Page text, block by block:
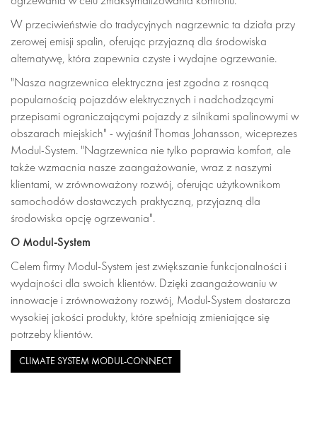
W przeciwieństwie do tradycyjnych nagrzewnic ta działa przy
zerowej emisji spalin, oferując przyjazną dla środowiska
alternatywę, która zapewnia czyste i wydajne ogrzewanie.
"Nasza nagrzewnica elektryczna jest zgodna z rosnącą
popularnością pojazdów elektrycznych i nadchodzącymi
przepisami ograniczającymi pojazdy z silnikami spalinowymi w
obszarach miejskich" - wyjaśnił Thomas Johansson, wiceprezes
Modul-System. "Nagrzewnica nie tylko poprawia komfort, ale
także wzmacnia nasze zaangażowanie, wraz z naszymi
klientami, w zrównoważony rozwój, oferując użytkownikom
samochodów dostawczych praktyczną, przyjazną dla
środowiska opcję ogrzewania".
O Modul-System
Celem firmy Modul-System jest zwiększanie funkcjonalności i
wydajności dla swoich klientów. Dzięki zaangażowaniu w
innowacje i zrównoważony rozwój, Modul-System dostarcza
wysokiej jakości produkty, które spełniają zmieniające się
potrzeby klientów.
CLIMATE SYSTEM MODUL-CONNECT